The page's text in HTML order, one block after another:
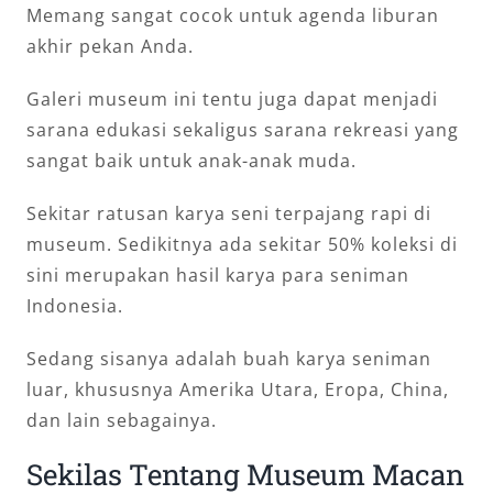
Memang sangat cocok untuk agenda liburan
akhir pekan Anda.
Galeri museum ini tentu juga dapat menjadi
sarana edukasi sekaligus sarana rekreasi yang
sangat baik untuk anak-anak muda.
Sekitar ratusan karya seni terpajang rapi di
museum. Sedikitnya ada sekitar 50% koleksi di
sini merupakan hasil karya para seniman
Indonesia.
Sedang sisanya adalah buah karya seniman
luar, khususnya Amerika Utara, Eropa, China,
dan lain sebagainya.
Sekilas Tentang Museum Macan